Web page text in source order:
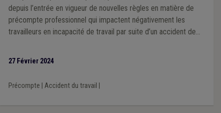
depuis l’entrée en vigueur de nouvelles règles en matière de
précompte professionnel qui impactent négativement les
travailleurs en incapacité de travail par suite d’un accident de
27 Février 2024
Précompte Accident du travail